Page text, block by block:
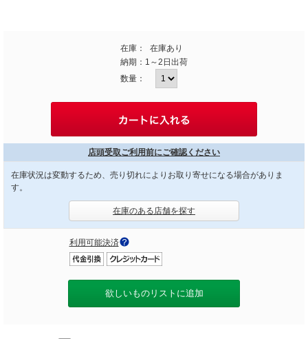
在庫：
在庫あり
納期： 1～2日出荷
数量：
店頭受取ご利用前にご確認ください
在庫状況は変動するため、売り切れによりお取り寄せになる場合がありま
す。
在庫のある店舗を探す
利用可能決済
欲しいものリストに追加